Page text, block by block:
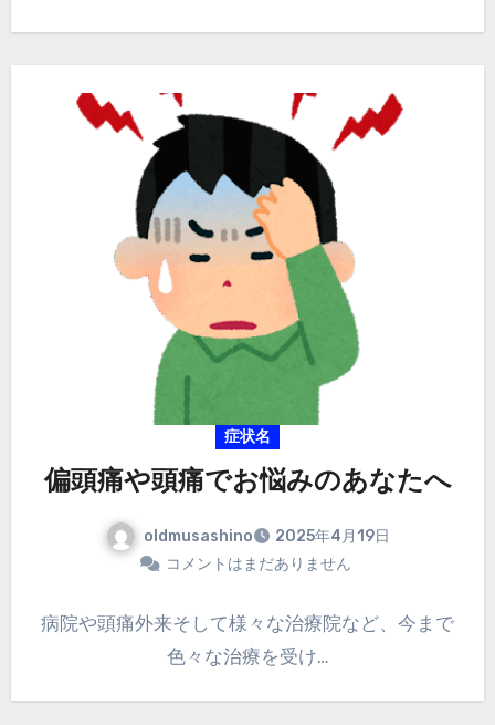
症状名
偏頭痛や頭痛でお悩みのあなたへ
oldmusashino
2025年4月19日
コメントはまだありません
病院や頭痛外来そして様々な治療院など、今まで
色々な治療を受け…